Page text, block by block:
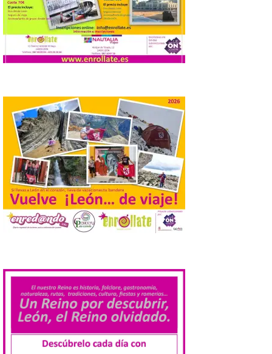
8 Ago 2026
Extremadura cuenta con
uno de los cielos
estrellados con menor
contaminación lumínica
el año. La Dirección General de Turismo
ha puesto en marcha diversas iniciativas
relacionadas […]
Cabárceno prepara tres
enclaves privilegiados
desde los que divisar el
eclipse solar del 12 de
agosto
8 Ago 2026
hostelería. En Alto
Campoo continuará la
programación musical de Estación
Sonora. Peña Cabarga, elegido lugar
preferente en la comunidad autónoma,
contará con un dispositivo especial de
seguridad y acceso […]